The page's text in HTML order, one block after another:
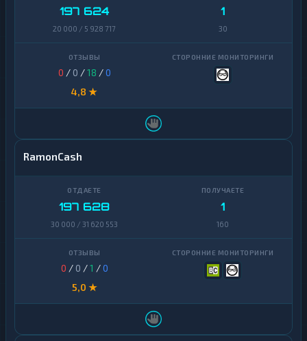
197 624
20 000 / 5 928 717
1
30
0 / 0 /18 /0
4,8 ★
RamonCash
197 628
30 000 / 31 620 553
1
160
0 / 0 /1 /0
5,0 ★